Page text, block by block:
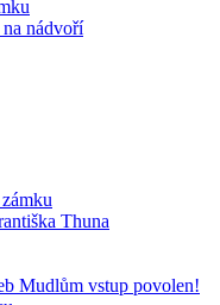
na nádvoří
Thuna
Mudlům vstup povolen!